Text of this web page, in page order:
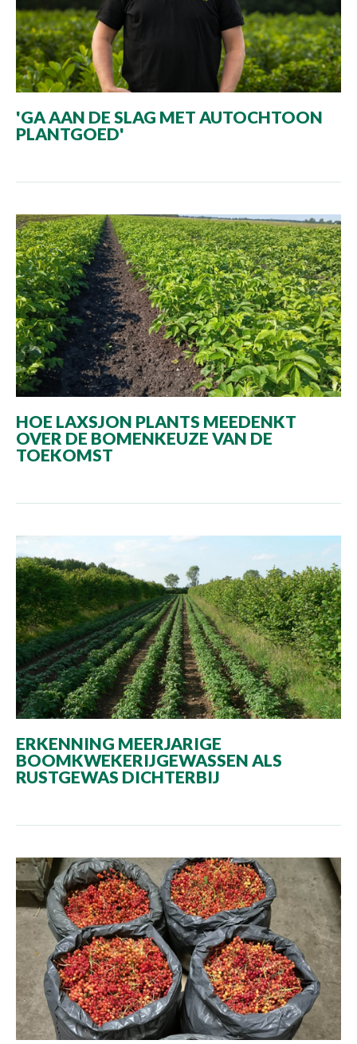
'GA AAN DE SLAG MET AUTOCHTOON
PLANTGOED'
HOE LAXSJON PLANTS MEEDENKT
OVER DE BOMENKEUZE VAN DE
TOEKOMST
ERKENNING MEERJARIGE
BOOMKWEKERIJGEWASSEN ALS
RUSTGEWAS DICHTERBIJ